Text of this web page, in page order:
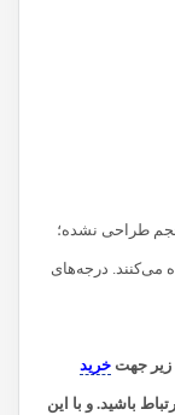
طراحی نشده؛
می‌کنند. درجه‌های
زیر جهت خرید
باشید. و با این